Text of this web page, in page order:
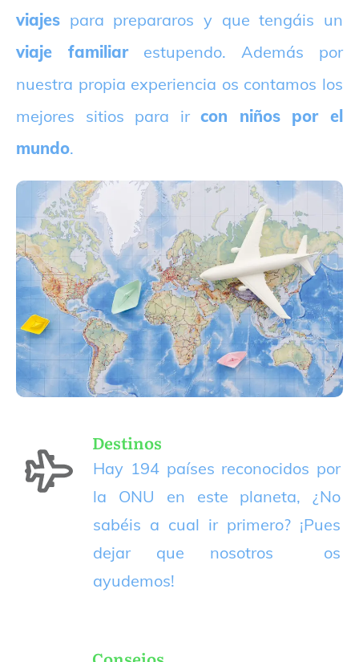
viajes para prepararos y que tengáis un
viaje familiarestupendo. Además por
nuestra propia experiencia os contamos los
mejores sitios para ircon niños por el
mundo.
Destinos
Hay 194 países reconocidos por
la ONU en este planeta, ¿No
sabéis a cual ir primero? ¡Pues
dejar que nosotros os
ayudemos!